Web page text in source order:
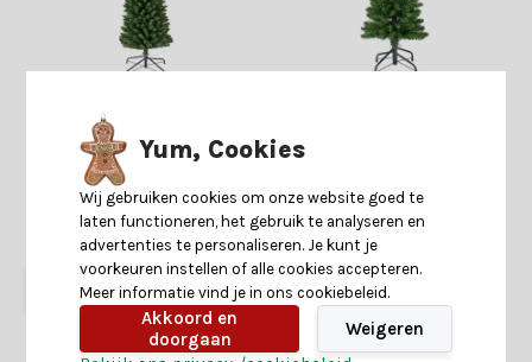
kunstkerstboom smal
300xø80cm | groen
Shop is gesloten
129,-
Shop is gesloten
37,99 29,-
Yum, Cookies
Wij gebruiken cookies om onze website goed te
laten functioneren, het gebruik te analyseren en
advertenties te personaliseren. Je kunt je
voorkeuren instellen of alle cookies accepteren.
Meer informatie vind je in ons cookiebeleid.
Akkoord en
doorgaan
Weigeren